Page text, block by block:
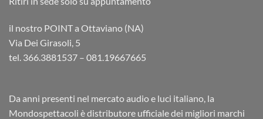
il nostro POINT a Ottaviano (NA)
Via Dei Girasoli, 5
tel. 366.3881537 – 081.19667665
Da anni presenti nel mercato audio e luci italiano, la
Mondospettacoli è distributore ufficiale dei migliori marchi